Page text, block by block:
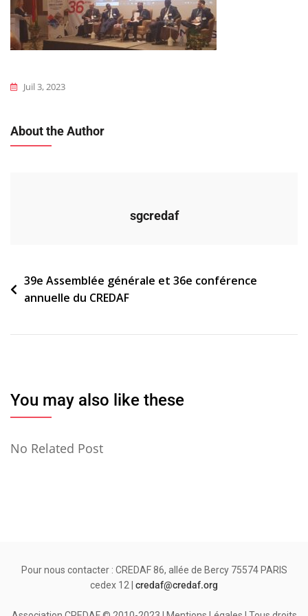
Juil 3, 2023
About the Author
sgcredaf
Navigation
de
39e Assemblée générale et 36e conférence
annuelle du CREDAF
You may also like these
No Related Post
Pour nous contacter : CREDAF 86, allée de Bercy 75574 PARIS
cedex 12 | credaf@credaf.org